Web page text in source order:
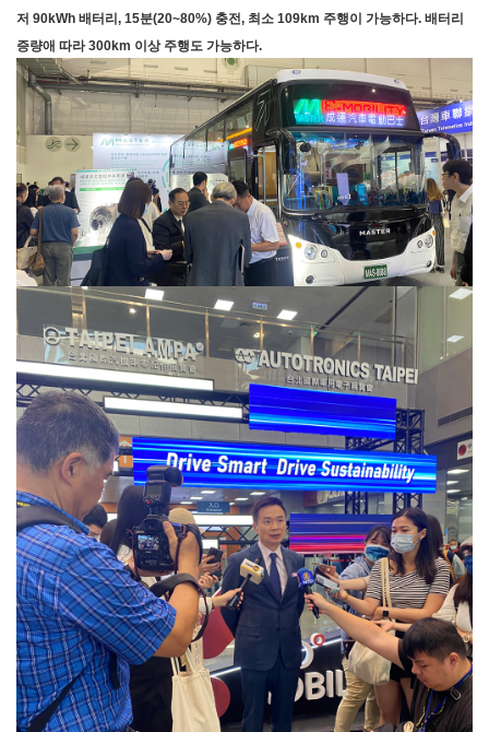
저 90kWh 배터리, 15분(20~80%) 충전, 최소 109km 주행이 가능하다. 배터리
증량애 따라 300km 이상 주행도 가능하다.